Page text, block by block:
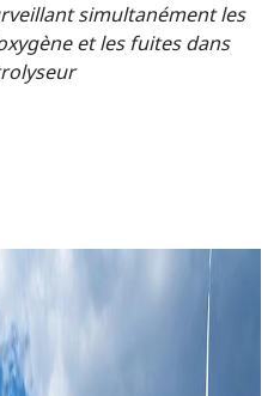
simultanément les
et les fuites dans